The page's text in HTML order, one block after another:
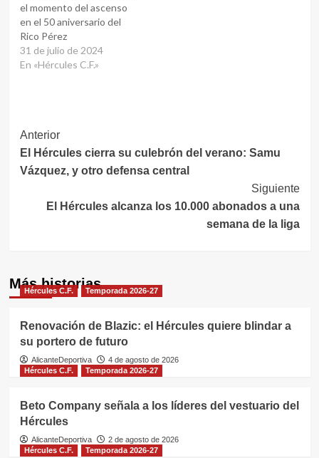
el momento del ascenso
en el 50 aniversario del
Rico Pérez
31 de julio de 2024
En «Hércules C.F.»
Navegación
de
entradas
Anterior
El Hércules cierra su culebrón del verano: Samu
Vázquez, y otro defensa central
Siguiente
El Hércules alcanza los 10.000 abonados a una
semana de la liga
Más historias
Hércules C.F. Temporada 2026-27
Renovación de Blazic: el Hércules quiere blindar a
su portero de futuro
AlicanteDeportiva
4 de agosto de 2026
Hércules C.F.
Temporada 2026-27
Beto Company señala a los líderes del vestuario del
Hércules
AlicanteDeportiva
2 de agosto de 2026
Hércules C.F.
Temporada 2026-27